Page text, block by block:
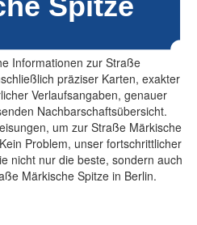
Informationen zur Straße
präziser Karten, exakter
Verlaufsangaben, genauer
Nachbarschaftsübersicht.
um zur Straße Märkische
Problem, unser fortschrittlicher
nicht nur die beste, sondern auch
Märkische Spitze in Berlin.